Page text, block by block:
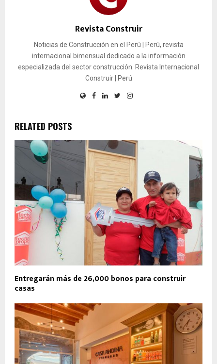
Revista Construir
Noticias de Construcción en el Perú | Perú, revista
internacional bimensual dedicado a la información
especializada del sector construcción. Revista Internacional
Construir | Perú
RELATED POSTS
Entregarán más de 26,000 bonos para construir
casas